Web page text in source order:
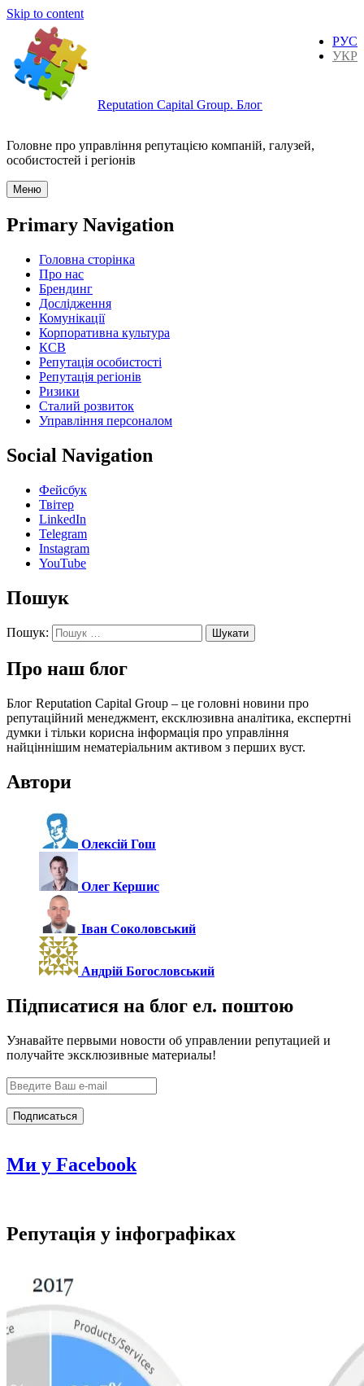
Skip to content
Reputation Capital Group. Блог
РУС
УКР
Головне про управління репутацією компаній, галузей,
особистостей і регіонів
Меню
Primary Navigation
Головна сторінка
Про нас
Брендинг
Дослідження
Комунікації
Корпоративна культура
КСВ
Репутація особистості
Репутація регіонів
Ризики
Сталий розвиток
Управління персоналом
Social Navigation
Фейсбук
Твітер
LinkedIn
Telegram
Instagram
YouTube
Пошук
Пошук:
Про наш блог
Блог Reputation Capital Group – це головні новини про
репутаційний менеджмент, ексклюзивна аналітика, експертні
думки і тільки корисна інформація про управління
найціннішим нематеріальним активом з перших вуст.
Автори
Олексій Гош
Олег Кершис
Іван Соколовський
Андрій Богословський
Підписатися на блог ел. поштою
Узнавайте первыми новости об управлении репутацией и
получайте эксклюзивные материалы!
Ми у Facebook
Репутація у інфографіках